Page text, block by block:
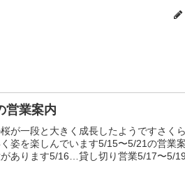
営業案内
が一段と大きく成長したようですさく
姿を楽しんでいます5/15〜5/21の営業
あります5/16…貸し切り営業5/17〜5/